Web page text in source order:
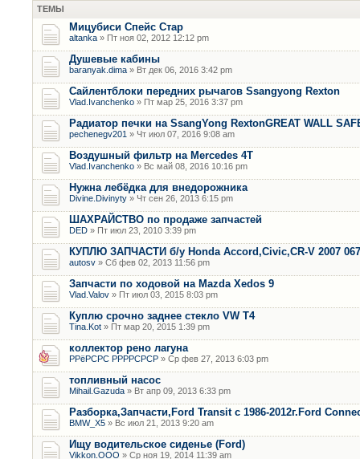
ТЕМЫ
Мицубиси Спейс Стар
altanka » Пт ноя 02, 2012 12:12 pm
Душевые кабины
baranyak.dima » Вт дек 06, 2016 3:42 pm
Сайлентблоки передних рычагов Ssangyong Rexton
Vlad.Ivanchenko » Пт мар 25, 2016 3:37 pm
Радиатор печки на SsangYong RextonGREAT WALL
pechenegv201 » Чт июл 07, 2016 9:08 am
Воздушный фильтр на Mercedes 4T
Vlad.Ivanchenko » Вс май 08, 2016 10:16 pm
Нужна лебёдка для внедорожника
Divine.Divinyty » Чт сен 26, 2013 6:15 pm
ШАХРАЙСТВО по продаже запчастей
DED » Пт июл 23, 2010 3:39 pm
КУПЛЮ ЗАПЧАСТИ б/у Honda Accord,Civic,CR-V 2007
autosv » Сб фев 02, 2013 11:56 pm
Запчасти по ходовой на Mazda Xedos 9
Vlad.Valov » Пт июл 03, 2015 8:03 pm
Куплю срочно заднее стекло VW T4
Tina.Kot » Пт мар 20, 2015 1:39 pm
коллектор рено лагуна
РРёРСРС РРРРСРСР » Ср фев 27, 2013 6:03 pm
топливный насос
Mihail.Gazuda » Вт апр 09, 2013 6:33 pm
Разборка,Запчасти,Ford Transit с 1986-2012г.Ford
BMW_X5 » Вс июл 21, 2013 9:20 am
Ищу водительское сиденье (Ford)
Vikkon.OOO » Ср ноя 19, 2014 11:39 am